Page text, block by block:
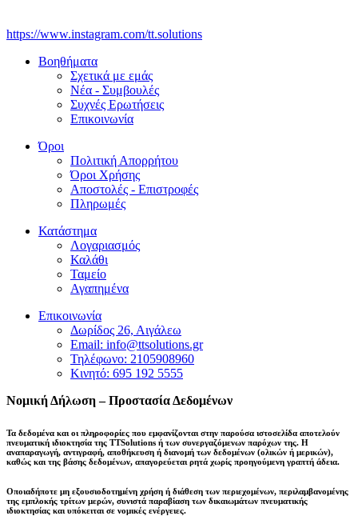
https://www.instagram.com/tt.solutions
Βοηθήματα
Σχετικά με εμάς
Νέα - Συμβουλές
Συχνές Ερωτήσεις
Επικοινωνία
Όροι
Πολιτική Απορρήτου
Όροι Χρήσης
Αποστολές - Επιστροφές
Πληρωμές
Κατάστημα
Λογαριασμός
Καλάθι
Ταμείο
Αγαπημένα
Επικοινωνία
Δωρίδος 26, Αιγάλεω
Email: info@ttsolutions.gr
Τηλέφωνο: 2105908960
Κινητό: 695 192 5555
Νομική Δήλωση – Προστασία Δεδομένων
Τα δεδομένα και οι πληροφορίες που εμφανίζονται στην παρούσα ιστοσελίδα αποτελούν
πνευματική ιδιοκτησία της TTSolutions ή των συνεργαζόμενων παρόχων της. Η
αναπαραγωγή, αντιγραφή, αποθήκευση ή διανομή των δεδομένων (ολικών ή μερικών),
καθώς και της βάσης δεδομένων, απαγορεύεται ρητά χωρίς προηγούμενη γραπτή άδεια.
Οποιαδήποτε μη εξουσιοδοτημένη χρήση ή διάθεση των περιεχομένων, περιλαμβανομένης
της εμπλοκής τρίτων μερών, συνιστά παραβίαση των δικαιωμάτων πνευματικής
ιδιοκτησίας και υπόκειται σε νομικές ενέργειες.